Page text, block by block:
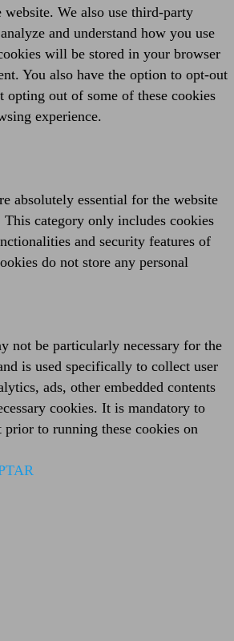
We also use third-party
and understand how you use
will be stored in your browser
You also have the option to opt-out
opting out of some of these cookies
experience.
absolutely essential for the website
category only includes cookies
and security features of
do not store any personal
not be particularly necessary for the
is used specifically to collect user
ads, other embedded contents
cookies. It is mandatory to
prior to running these cookies on